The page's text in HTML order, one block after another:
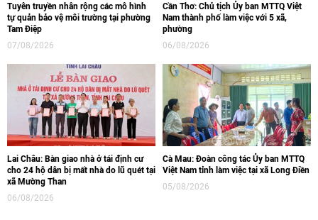
Tuyên truyền nhân rộng các mô hình
tự quản bảo vệ môi trường tại phường
Tam Điệp
07/08/2026
Cần Thơ: Chủ tịch Ủy ban MTTQ Việt
Nam thành phố làm việc với 5 xã,
phường
06/08/2026
Lai Châu: Bàn giao nhà ở tái định cư
cho 24 hộ dân bị mất nhà do lũ quét tại
xã Mường Than
06/08/2026
Cà Mau: Đoàn công tác Ủy ban MTTQ
Việt Nam tỉnh làm việc tại xã Long Điền
05/08/2026